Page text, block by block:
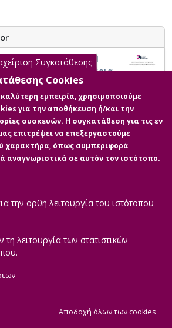
θεμάτων STEM
Εκπαίδευση και σενάρια
τάξη
Συγκατάθεσης
Cookies
εμπειρία, χρησιμοποιούμε
για την αποθήκευση ή/και την
συσκευών. Η συγκατάθεση για τις εν
επιτρέψει να επεξεργαστούμε
χαρακτήρα, όπως συμπεριφορά
αναγνωριστικά σε αυτόν τον ιστότοπο.
την ορθή λειτουργία του ιστότοπου
λειτουργία των στατιστικών
Αποδοχή όλων των cookies